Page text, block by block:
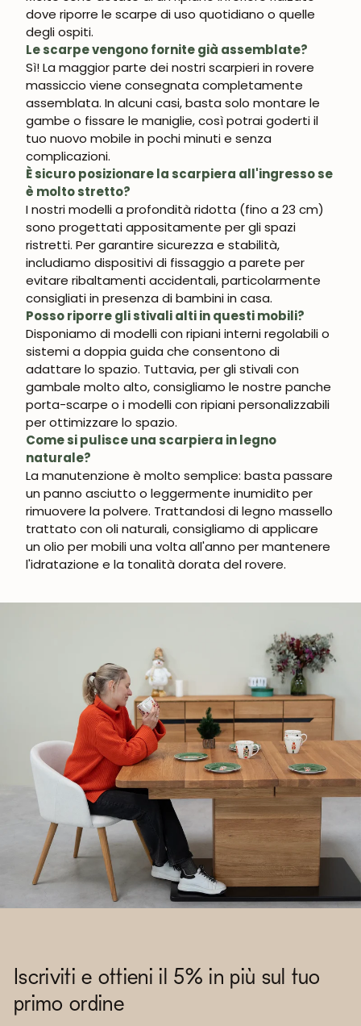
dove riporre le scarpe di uso quotidiano o quelle
degli ospiti.
Le scarpe vengono fornite già assemblate?
Sì! La maggior parte dei nostri scarpieri in rovere
massiccio viene consegnata completamente
assemblata. In alcuni casi, basta solo montare le
gambe o fissare le maniglie, così potrai goderti il
tuo nuovo mobile in pochi minuti e senza
complicazioni.
È sicuro posizionare la scarpiera all'ingresso se
è molto stretto?
I nostri modelli a profondità ridotta (fino a 23 cm)
sono progettati appositamente per gli spazi
ristretti. Per garantire sicurezza e stabilità,
includiamo dispositivi di fissaggio a parete per
evitare ribaltamenti accidentali, particolarmente
consigliati in presenza di bambini in casa.
Posso riporre gli stivali alti in questi mobili?
Disponiamo di modelli con ripiani interni regolabili o
sistemi a doppia guida che consentono di
adattare lo spazio. Tuttavia, per gli stivali con
gambale molto alto, consigliamo le nostre panche
porta-scarpe o i modelli con ripiani personalizzabili
per ottimizzare lo spazio.
Come si pulisce una scarpiera in legno
naturale?
La manutenzione è molto semplice: basta passare
un panno asciutto o leggermente inumidito per
rimuovere la polvere. Trattandosi di legno massello
trattato con oli naturali, consigliamo di applicare
un olio per mobili una volta all'anno per mantenere
l'idratazione e la tonalità dorata del rovere.
Iscriviti e ottieni il 5% in più sul tuo
primo ordine
COMMUNITY
Ottieni uno sconto del 5%.
Novità e vantaggi riservati agli iscritti.